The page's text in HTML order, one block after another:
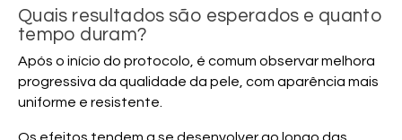
Quais resultados são esperados e quanto
tempo duram?
Após o início do protocolo, é comum observar melhora
progressiva da qualidade da pele, com aparência mais
uniforme e resistente.
Os efeitos tendem a se desenvolver ao longo das